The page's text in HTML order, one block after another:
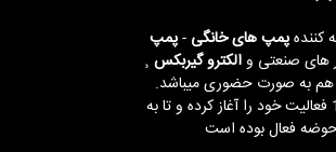
کنندهپمپ های خانگی -پمپ
های صنعتی والکترو گیربکس ¸
هم به صورت حضوری میباشد.
این فروشگاه از سال 1395 فعالیت خود را آغاز کرده و تا به
فعال بوده است